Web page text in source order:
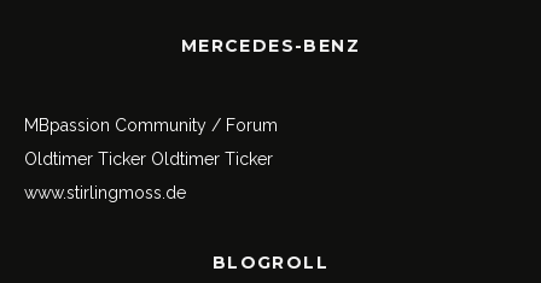
MERCEDES-BENZ
MBpassion Community / Forum
Oldtimer Ticker Oldtimer Ticker
www.stirlingmoss.de
BLOGROLL